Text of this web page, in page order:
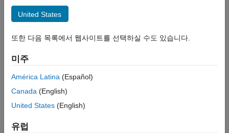
United States
또한 다음 목록에서 웹사이트를 선택하실 수도 있습니다.
미주
América Latina (Español)
Canada (English)
United States (English)
유럽